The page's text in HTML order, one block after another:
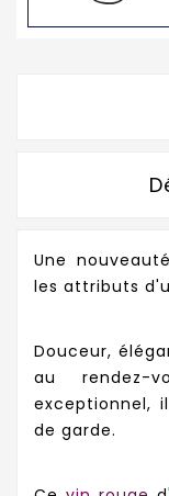
Une
les attributs
Douceur,
au rendez-
exceptionnel,
de garde.